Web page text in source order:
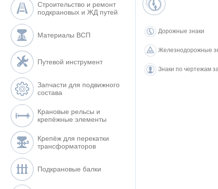
Строительство и ремонт
подкрановых и ЖД путей
Материалы ВСП
Путевой инструмент
Запчасти для подвижного
состава
Крановые рельсы и
крепёжные элементы
Крепёж для перекатки
трансформаторов
Подкрановые балки
Дорожные знаки
Железнодорожные
Знаки по чертежам